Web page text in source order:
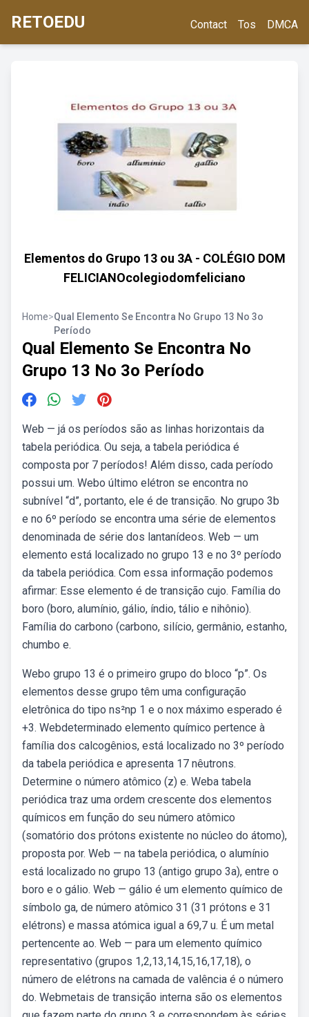
RETOEDU Contact Tos DMCA
Elementos do Grupo 13 ou 3A - COLÉGIO DOM
FELICIANOcolegiodomfeliciano
Home>Qual Elemento Se Encontra No Grupo 13 No 3o
Período
Qual Elemento Se Encontra No
Grupo 13 No 3o Período
Web — já os períodos são as linhas horizontais da
tabela periódica. Ou seja, a tabela periódica é
composta por 7 períodos! Além disso, cada período
possui um. Webo último elétron se encontra no
subnível “d”, portanto, ele é de transição. No grupo 3b
e no 6º período se encontra uma série de elementos
denominada de série dos lantanídeos. Web — um
elemento está localizado no grupo 13 e no 3º período
da tabela periódica. Com essa informação podemos
afirmar: Esse elemento é de transição cujo. Família do
boro (boro, alumínio, gálio, índio, tálio e nihônio).
Família do carbono (carbono, silício, germânio, estanho,
chumbo e.
Webo grupo 13 é o primeiro grupo do bloco “p”. Os
elementos desse grupo têm uma configuração
eletrônica do tipo ns²np 1 e o nox máximo esperado é
+3. Webdeterminado elemento químico pertence à
família dos calcogênios, está localizado no 3º período
da tabela periódica e apresenta 17 nêutrons.
Determine o número atômico (z) e. Weba tabela
periódica traz uma ordem crescente dos elementos
químicos em função do seu número atômico
(somatório dos prótons existente no núcleo do átomo),
proposta por. Web — na tabela periódica, o alumínio
está localizado no grupo 13 (antigo grupo 3a), entre o
boro e o gálio. Web — gálio é um elemento químico de
símbolo ga, de número atômico 31 (31 prótons e 31
elétrons) e massa atómica igual a 69,7 u. É um metal
pertencente ao. Web — para um elemento químico
representativo (grupos 1,2,13,14,15,16,17,18), o
número de elétrons na camada de valência é o número
do. Webmetais de transição interna são os elementos